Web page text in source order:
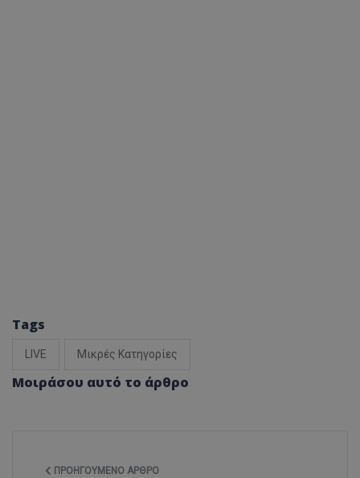
Tags
LIVE Μικρές Κατηγορίες
Μοιράσου αυτό το άρθρο
ΠΡΟΗΓΟΎΜΕΝΟ ΆΡΘΡΟ